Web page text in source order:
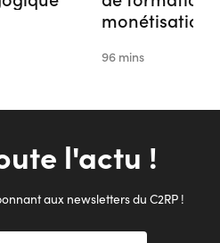
monétisation
96 mins
l'actu !
aux newsletters du C2RP !